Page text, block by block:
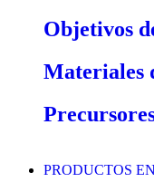
Objetivos
Materiales
PRODUCTOS